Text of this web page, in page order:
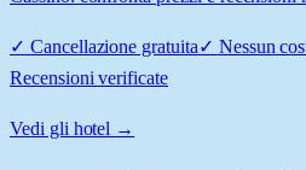
✓ Cancellazione gratuita✓ Nessun
Recensioni verificate
Vedi gli hotel →